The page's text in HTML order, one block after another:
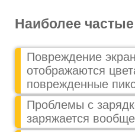
Наиболее
Повреждение
отображаются
поврежденные
Проблемы с
заряжается